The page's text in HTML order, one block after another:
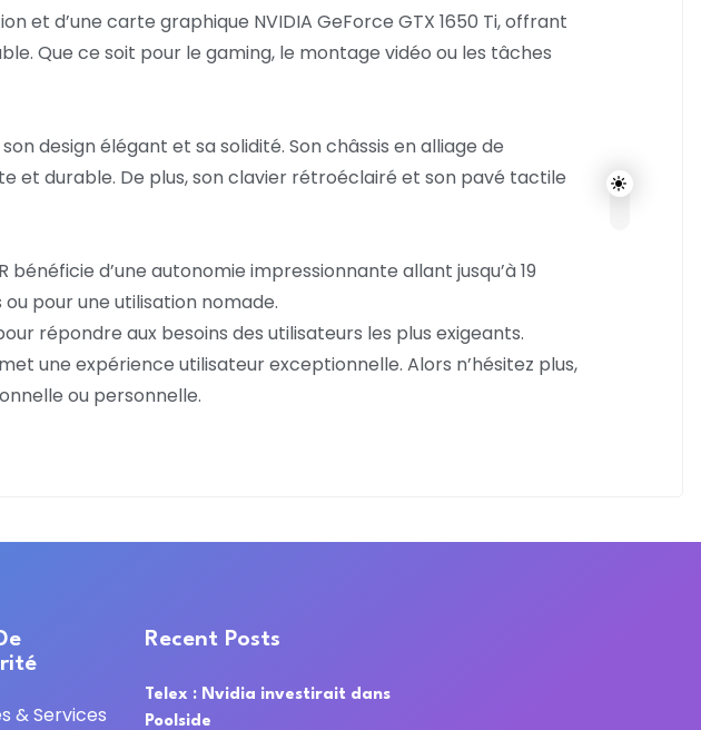
et d’une carte graphique NVIDIA GeForce GTX 1650 Ti, offrant
Que ce soit pour le gaming, le montage vidéo ou les tâches
design élégant et sa solidité. Son châssis en alliage de
et durable. De plus, son clavier rétroéclairé et son pavé tactile
d’une autonomie impressionnante allant jusqu’à 19
pour une utilisation nomade.
répondre aux besoins des utilisateurs les plus exigeants.
une expérience utilisateur exceptionnelle. Alors n’hésitez plus,
ou personnelle.
& Services
Recent Posts
Telex : Nvidia investirait dans
Poolside